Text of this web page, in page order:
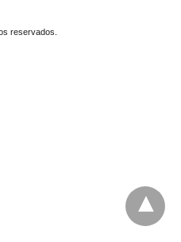
reservados.